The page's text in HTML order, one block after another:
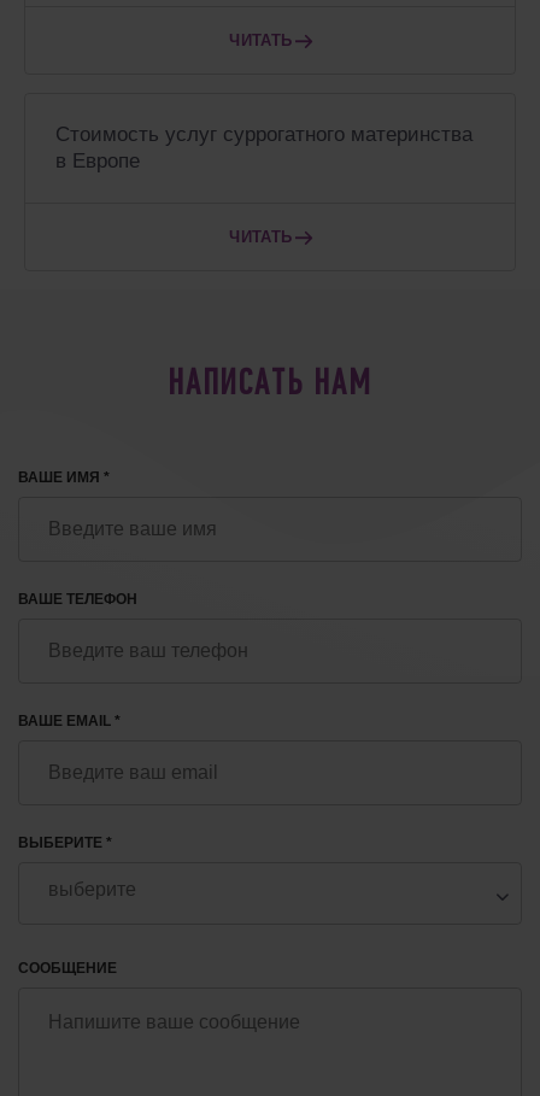
ЧИТАТЬ
Стоимость услуг суррогатного материнства
в Европе
ЧИТАТЬ
НАПИСАТЬ НАМ
ВАШЕ ИМЯ *
ВАШЕ ТЕЛЕФОН
ВАШЕ EMAIL *
ВЫБЕРИТЕ *
СООБЩЕНИЕ